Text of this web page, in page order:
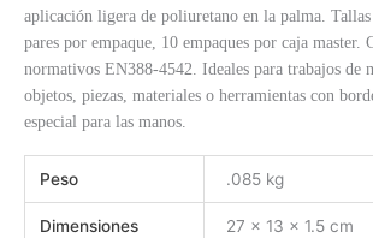
aplicación ligera de poliuretano en la palma.
pares por empaque, 10 empaques por caja master.
normativos EN388-4542. Ideales para trabajos de
objetos, piezas, materiales o herramientas con
especial para las manos.
Peso .085 kg
Dimensiones 27 × 13 × 1.5 cm